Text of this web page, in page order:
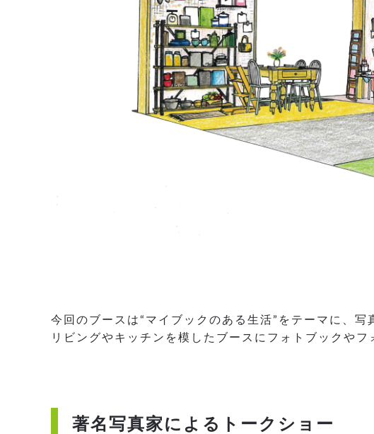
今回のブースは“マイブックのある生活”をテーマに、
リビングやキッチンを模したブースにフォトブックや
著名写真家によるトークショー